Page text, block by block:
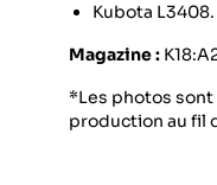
Kubota L3408.
Magazine :
*Les photos
production au fil